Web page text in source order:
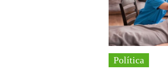
Política